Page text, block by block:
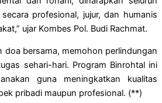
profesional, jujur, dan humanis
ujar Kombes Pol. Budi Rachmat.
doa bersama, memohon perlindungan
sehari-hari. Program Binrohtal ini
guna meningkatkan kualitas
pribadi maupun profesional. (**)